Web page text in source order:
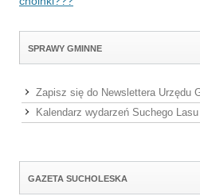
SPRAWY GMINNE
Zapisz się do Newslettera Urzędu
Kalendarz wydarzeń Suchego Lasu
GAZETA SUCHOLESKA